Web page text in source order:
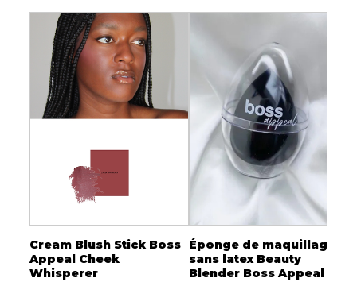
Cream Blush Stick Boss
Appeal Cheek
Whisperer
Éponge de maquillage
sans latex Beauty
Blender Boss Appeal